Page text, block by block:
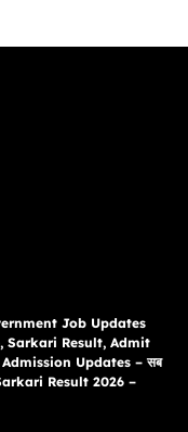
Job Updates
Sarkari Result, Admit
Updates – सब
Result 2026 –